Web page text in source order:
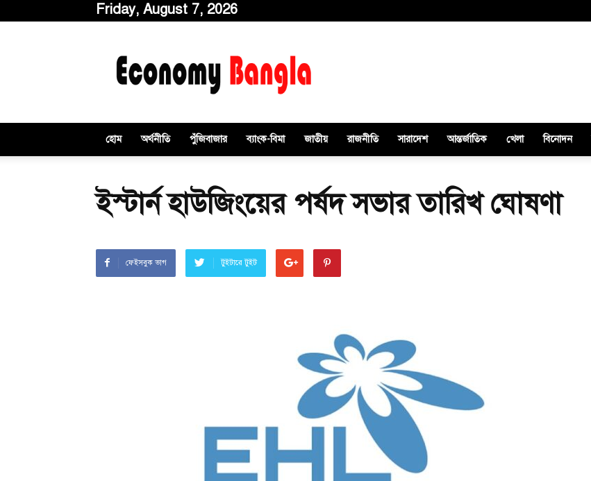
Friday, August 7, 2026
হোম অর্থনীতি পুঁজিবাজার ব্যাংক-বিমা জাতীয় রাজনীতি সারাদেশ আন্তর্জাতিক খেলা বিনোদন
ইস্টার্ন হাউজিংয়ের পর্ষদ সভার তারিখ ঘোষণা
ফেইসবুক ভাগ টুইটারে টুইট